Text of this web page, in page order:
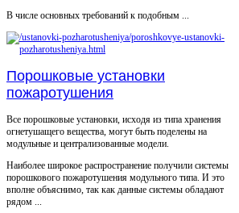
В числе основных требований к подобным ...
Порошковые установки
пожаротушения
Все порошковые установки, исходя из типа хранения
огнетушащего вещества, могут быть поделены на
модульные и централизованные модели.
Наиболее широкое распространение получили системы
порошкового пожаротушения модульного типа. И это
вполне объяснимо, так как данные системы обладают
рядом ...